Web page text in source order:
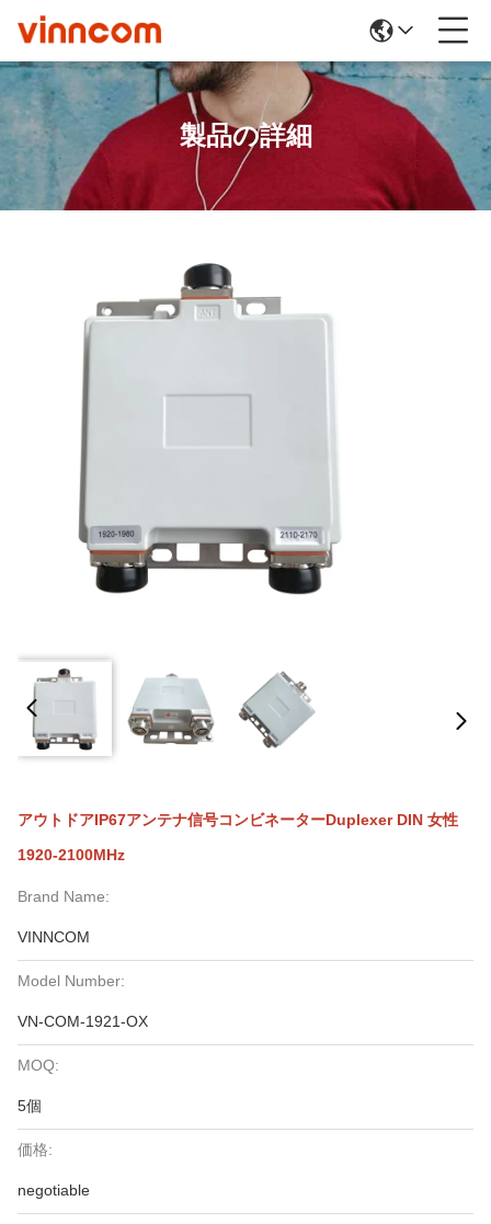
製品の詳細
アウトドアIP67アンテナ信号コンビネーターDuplexer DIN 女性
1920-2100MHz
Brand Name:
VINNCOM
Model Number:
VN-COM-1921-OX
MOQ:
5個
価格:
negotiable